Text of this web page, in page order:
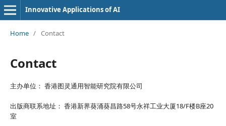
Innovative Applications of AI
Home / Contact
Contact
主办单位： 香港图灵通用智能研究院有限公司
出版商联系地址： 香港新界葵涌葵昌路58号永祥工业大厦18/F楼B座20
室